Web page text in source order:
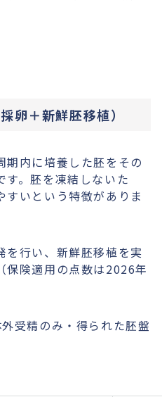
卵＋新鮮胚移植）
期内に培養した胚をその
す。胚を凍結しないた
すいという特徴がありま
を行い、新鮮胚移植を実
保険適用の点数は2026年
受精のみ・得られた胚盤